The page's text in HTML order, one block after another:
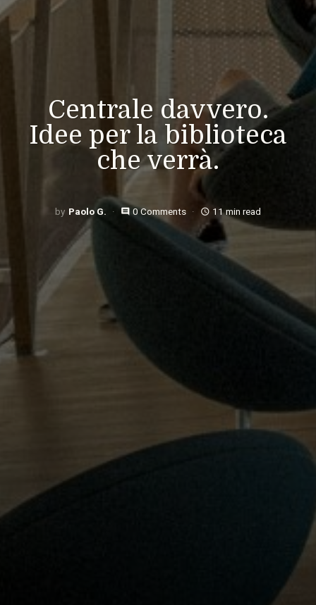
Centrale davvero.
Idee per la biblioteca
che verrà.
Paolo G. comment 0 Comments access_time 11 min read